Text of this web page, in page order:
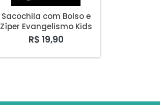
Sacochila com Bolso e
Zíper Evangelismo Kids
R$ 19,90